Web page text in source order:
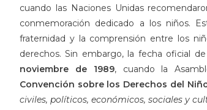
cuando las Naciones Unidas
conmemoración dedicado a los niños.
fraternidad y la comprensión entre los
derechos. Sin embargo, la fecha oficial
noviembre de 1989, cuando la
Convención sobre los Derechos del
civiles, políticos, económicos, sociales y